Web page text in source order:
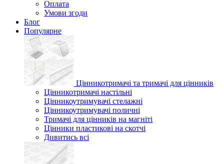
Оплата
Умови згоди
Блог
Популярне
Цінникотримачі та тримачі для цінників
Цінникотримачі настільні
Цінникоутримувачі стелажні
Цінникоутримувачі поличні
Тримачі для цінників на магніті
Цінники пластикові на скотчі
Дивитись всі